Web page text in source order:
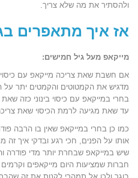
ולהסתיר את מה שלא צריך.
אז איך מתאפרים בגיל
מייקאפ מעל גיל חמישים:
אם חשבת שאת צריכה מייקאפ עם
מדגיש את הקמטוטים והקמטים יתר על
בחרי במייקאפ עם כיסוי בינוני כזה
עד שאת מגיעה לרמת הכיסוי שאת
כמו כן בחרי במייקאפ שאין בו הרבה
אותו על הפנים, חכי רגע ובדקי איך
שיש במייקאפ שבחרת יותר מדי פודרה
חברות שמציעות היום מייקאפים